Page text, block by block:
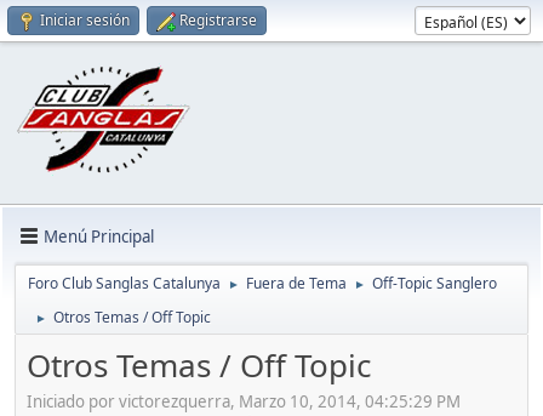
Iniciar sesión Registrarse
Menú Principal
Foro Club Sanglas Catalunya ► Fuera de Tema ► Off-Topic Sanglero
► Otros Temas / Off Topic
Otros Temas / Off Topic
Iniciado por victorezquerra, Marzo 10, 2014, 04:25:29 PM